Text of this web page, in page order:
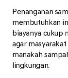
Penanganan
membutuhkan
biayanya cukup
agar
manakah
lingkungan.